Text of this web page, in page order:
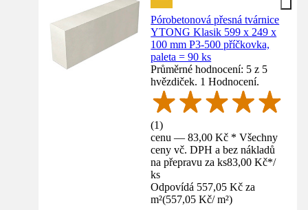
Pórobetonová přesná tvárnice
YTONG Klasik 599 x 249 x
100 mm P3-500 příčkovka,
paleta = 90 ks
Průměrné hodnocení: 5 z 5
hvězdiček. 1 Hodnocení.
(1)
cenu — 83,00 Kč * Všechny
ceny vč. DPH a bez nákladů
na přepravu za ks83,00 Kč*/
ks
Odpovídá 557,05 Kč za
m²(557,05 Kč/ m²)